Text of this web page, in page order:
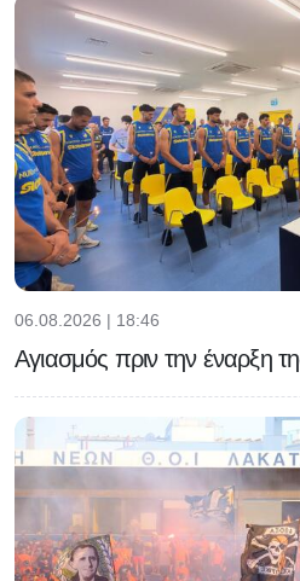
06.08.2026 | 18:46
Αγιασμός πριν την έναρξη